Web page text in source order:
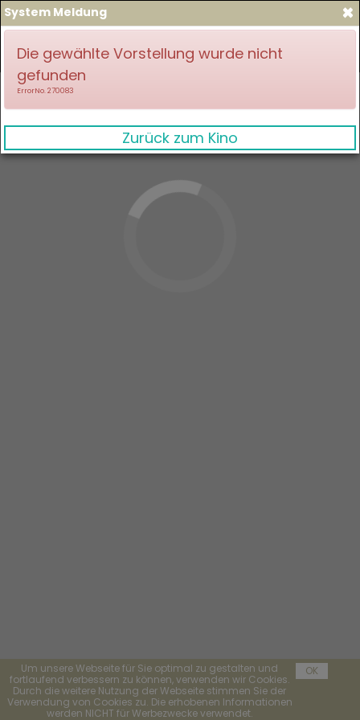
Um unsere Webseite für Sie optimal zu gestalten und
fortlaufend verbessern zu können, verwenden wir Cookies.
Durch die weitere Nutzung der Webseite stimmen Sie der
Verwendung von Cookies zu. Die erhobenen Informationen
werden NICHT für Werbezwecke verwendet.
OK
×
System Meldung
Die gewählte Vorstellung wurde nicht
gefunden
ErrorNo. 270083
Zurück zum Kino